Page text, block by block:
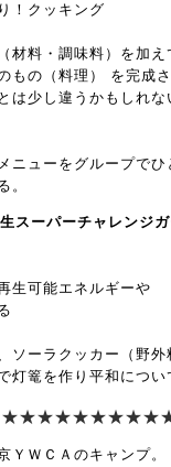
！クッキング
材料・調味料）を加え
もの（料理） を完成さ
は少し違うかもしれな
ニューをグループでひ
。
スーパーチャレンジガ
生可能エネルギーや
ソーラクッカー（野外
灯篭を作り平和につい
★★★★★★★★★
ＹＷＣＡのキャンプ。